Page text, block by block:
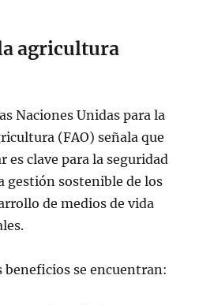
agricultura
Naciones Unidas para la
(FAO) señala que
clave para la seguridad
gestión sostenible de los
de medios de vida
beneficios se encuentran: